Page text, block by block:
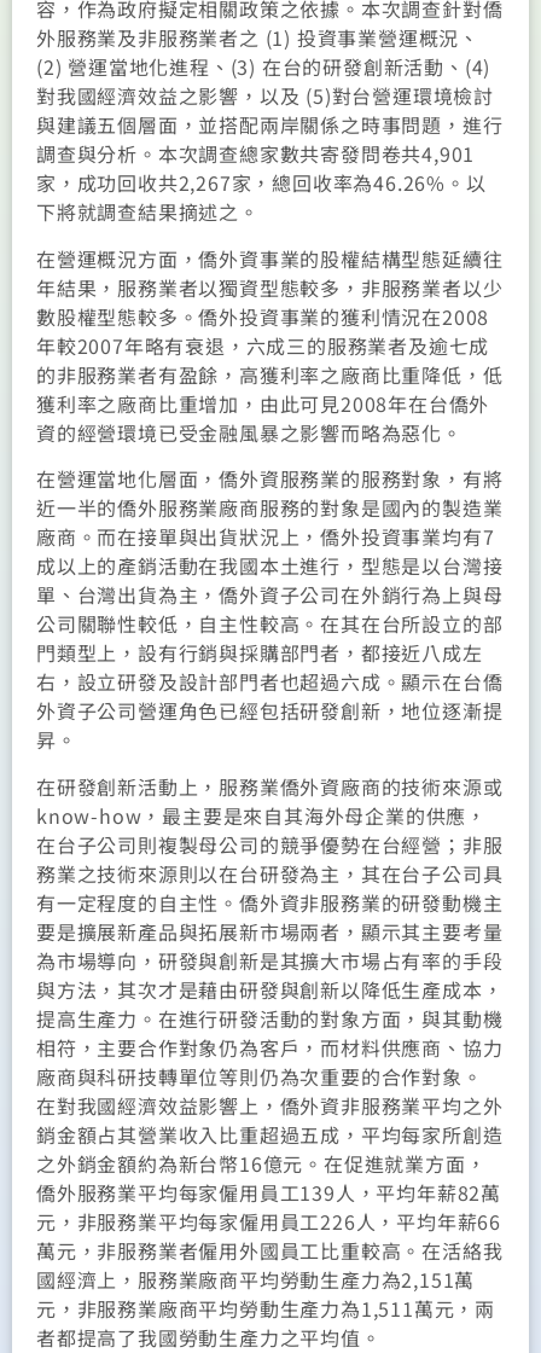
容，作為政府擬定相關政策之依據。本次調查針對僑
外服務業及非服務業者之 (1) 投資事業營運概況、
(2) 營運當地化進程、(3) 在台的研發創新活動、(4)
對我國經濟效益之影響，以及 (5)對台營運環境檢討
與建議五個層面，並搭配兩岸關係之時事問題，進行
調查與分析。本次調查總家數共寄發問卷共4,901
家，成功回收共2,267家，總回收率為46.26%。以
下將就調查結果摘述之。
在營運概況方面，僑外資事業的股權結構型態延續往
年結果，服務業者以獨資型態較多，非服務業者以少
數股權型態較多。僑外投資事業的獲利情況在2008
年較2007年略有衰退，六成三的服務業者及逾七成
的非服務業者有盈餘，高獲利率之廠商比重降低，低
獲利率之廠商比重增加，由此可見2008年在台僑外
資的經營環境已受金融風暴之影響而略為惡化。
在營運當地化層面，僑外資服務業的服務對象，有將
近一半的僑外服務業廠商服務的對象是國內的製造業
廠商。而在接單與出貨狀況上，僑外投資事業均有7
成以上的產銷活動在我國本土進行，型態是以台灣接
單、台灣出貨為主，僑外資子公司在外銷行為上與母
公司關聯性較低，自主性較高。在其在台所設立的部
門類型上，設有行銷與採購部門者，都接近八成左
右，設立研發及設計部門者也超過六成。顯示在台僑
外資子公司營運角色已經包括研發創新，地位逐漸提
昇。
在研發創新活動上，服務業僑外資廠商的技術來源或
know-how，最主要是來自其海外母企業的供應，
在台子公司則複製母公司的競爭優勢在台經營；非服
務業之技術來源則以在台研發為主，其在台子公司具
有一定程度的自主性。僑外資非服務業的研發動機主
要是擴展新產品與拓展新市場兩者，顯示其主要考量
為市場導向，研發與創新是其擴大市場占有率的手段
與方法，其次才是藉由研發與創新以降低生產成本，
提高生產力。在進行研發活動的對象方面，與其動機
相符，主要合作對象仍為客戶，而材料供應商、協力
廠商與科研技轉單位等則仍為次重要的合作對象。
在對我國經濟效益影響上，僑外資非服務業平均之外
銷金額占其營業收入比重超過五成，平均每家所創造
之外銷金額約為新台幣16億元。在促進就業方面，
僑外服務業平均每家僱用員工139人，平均年薪82萬
元，非服務業平均每家僱用員工226人，平均年薪66
萬元，非服務業者僱用外國員工比重較高。在活絡我
國經濟上，服務業廠商平均勞動生產力為2,151萬
元，非服務業廠商平均勞動生產力為1,511萬元，兩
者都提高了我國勞動生產力之平均值。